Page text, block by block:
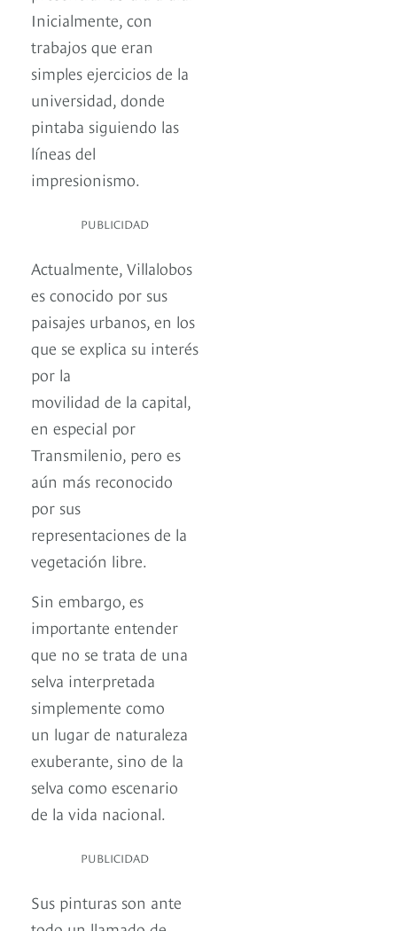
Inicialmente, con
trabajos que eran
simples ejercicios de la
universidad, donde
pintaba siguiendo las
líneas del
impresionismo.
PUBLICIDAD
Actualmente, Villalobos
es conocido por sus
paisajes urbanos, en los
que se explica su interés
por la
movilidad de la capital,
en especial por
Transmilenio, pero es
aún más reconocido
por sus
representaciones de la
vegetación libre.
Sin embargo, es
importante entender
que no se trata de una
selva interpretada
simplemente como
un lugar de naturaleza
exuberante, sino de la
selva como escenario
de la vida nacional.
PUBLICIDAD
Sus pinturas son ante